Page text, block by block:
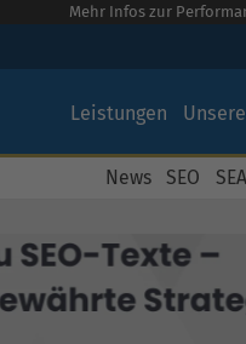
Mehr Infos zur
Leistungen
News SEO SEA